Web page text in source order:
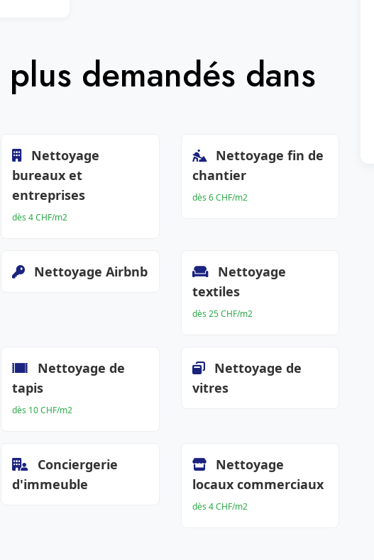
demandés dans
Nettoyage
bureaux et
entreprises
dès 4 CHF/m2
Nettoyage fin de
chantier
dès 6 CHF/m2
Nettoyage Airbnb
Nettoyage
textiles
dès 25 CHF/m2
Nettoyage de
tapis
dès 10 CHF/m2
Nettoyage de
vitres
Conciergerie
d'immeuble
Nettoyage
locaux commerciaux
dès 4 CHF/m2